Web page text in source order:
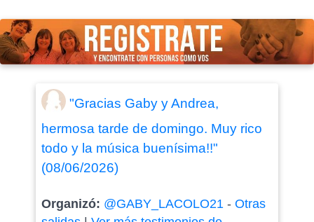
"Gracias Gaby y Andrea,
hermosa tarde de domingo. Muy rico
todo y la música buenísima!!"
(08/06/2026)
Organizó: @GABY_LACOLO21- Otras